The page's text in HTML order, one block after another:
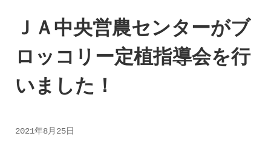
ＪＡ中央営農センターがブ
ロッコリー定植指導会を行
いました！
2021年8月25日